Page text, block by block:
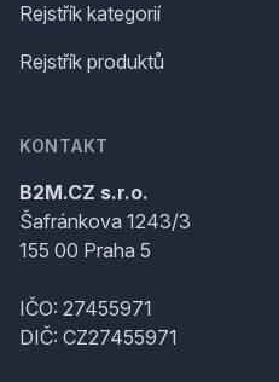
Rejstřík kategorií
Rejstřík produktů
KONTAKT
B2M.CZ s.r.o.
Šafránkova 1243/3
155 00 Praha 5
IČO: 27455971
DIČ: CZ27455971